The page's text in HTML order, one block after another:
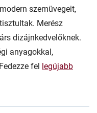
szemüvegeit,
Merész
dizájnkedvelőknek.
anyagokkal,
fel legújabb